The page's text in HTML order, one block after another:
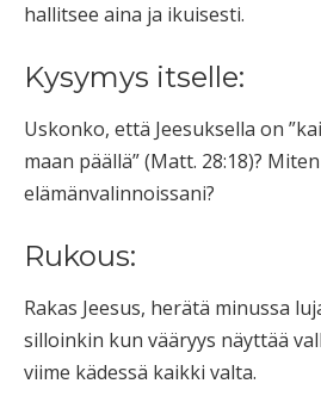
hallitsee aina ja ikuisesti.
Kysymys itselle:
Uskonko, että Jeesuksella on
maan päällä” (Matt. 28:18)?
elämänvalinnoissani?
Rukous:
Rakas Jeesus, herätä minussa
silloinkin kun vääryys näyttää
viime kädessä kaikki valta.